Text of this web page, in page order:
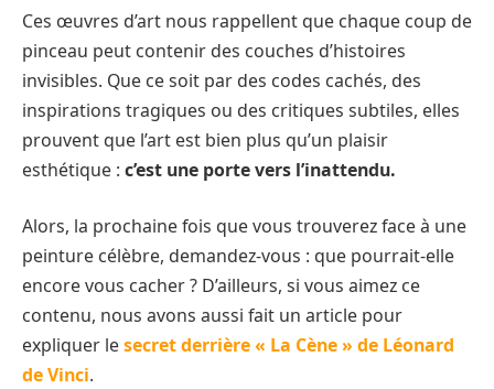
Ces œuvres d’art nous rappellent que chaque coup de
pinceau peut contenir des couches d’histoires
invisibles. Que ce soit par des codes cachés, des
inspirations tragiques ou des critiques subtiles, elles
prouvent que l’art est bien plus qu’un plaisir
esthétique : c’est une porte vers l’inattendu.
Alors, la prochaine fois que vous trouverez face à une
peinture célèbre, demandez-vous : que pourrait-elle
encore vous cacher ? D’ailleurs, si vous aimez ce
contenu, nous avons aussi fait un article pour
expliquer lesecret derrière « La Cène » de Léonard
de Vinci.